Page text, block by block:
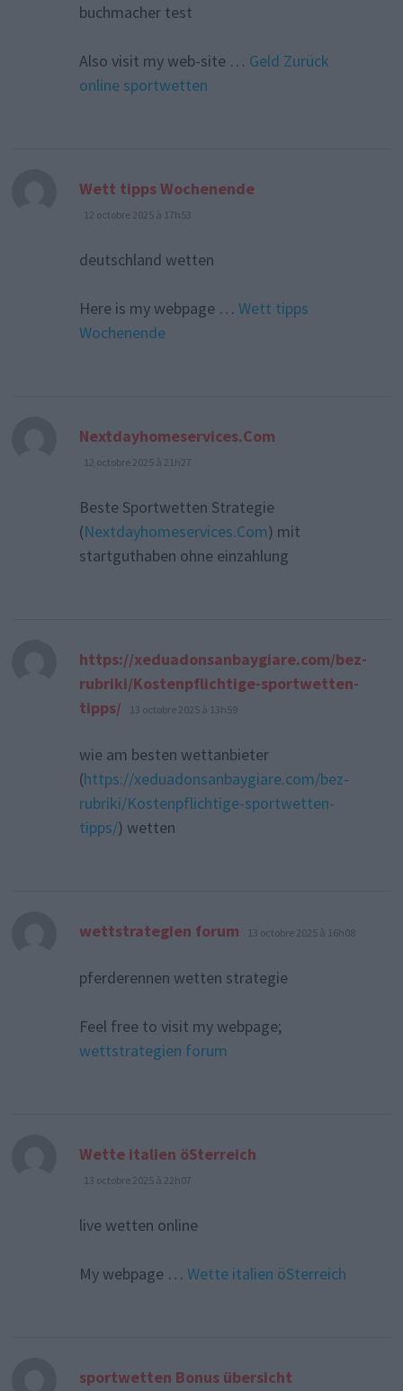
buchmacher test
Also visit my web-site … Geld Zurück
online sportwetten
Wett tipps Wochenende
12 octobre 2025 à 17h53
deutschland wetten
Here is my webpage … Wett tipps
Wochenende
Nextdayhomeservices.Com
12 octobre 2025 à 21h27
Beste Sportwetten Strategie
(Nextdayhomeservices.Com) mit
startguthaben ohne einzahlung
https://xeduadonsanbaygiare.com/bez-
rubriki/Kostenpflichtige-sportwetten-
tipps/ dit :
13 octobre 2025 à 13h59
wie am besten wettanbieter
(https://xeduadonsanbaygiare.com/bez-
rubriki/Kostenpflichtige-sportwetten-
tipps/) wetten
wettstrategien forum dit :
13 octobre 2025 à 16h08
pferderennen wetten strategie
Feel free to visit my webpage;
wettstrategien forum
Wette italien öSterreich
13 octobre 2025 à 22h07
live wetten online
My webpage … Wette italien öSterreich
sportwetten Bonus übersicht